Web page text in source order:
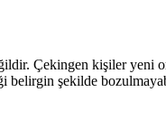
Çekingen kişiler yeni
belirgin şekilde